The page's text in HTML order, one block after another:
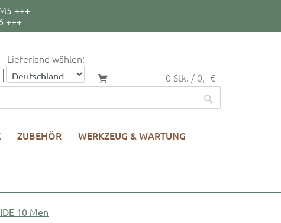
+++
+++
Lieferland wählen:
0 Stk. / 0,- €
ZUBEHÖR WERKZEUG & WARTUNG
10 Men